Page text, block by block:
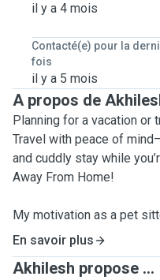
il y a 4 mois
Contacté(e) pour la
fois
il y a 5 mois
A propos de
Planning for a vacation or
Travel with peace of
and cuddly stay while
Away From Home!
My motivation as a pet
passion for animals and
comfort, companionship,
are away. As a pet parent
En savoir plus
Akhilesh propose ...